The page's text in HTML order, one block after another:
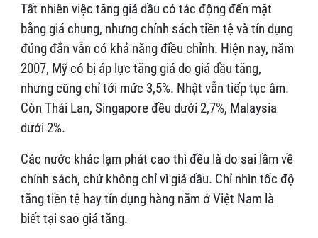
Tất nhiên việc tăng giá dầu có tác động đến mặt
bằng giá chung, nhưng chính sách tiền tệ và tín dụng
đúng đắn vẫn có khả năng điều chỉnh. Hiện nay, năm
2007, Mỹ có bị áp lực tăng giá do giá dầu tăng,
nhưng cũng chỉ tới mức 3,5%. Nhật vẫn tiếp tục âm.
Còn Thái Lan, Singapore đều dưới 2,7%, Malaysia
dưới 2%.
Các nước khác lạm phát cao thì đều là do sai lầm về
chính sách, chứ không chỉ vì giá dầu. Chỉ nhìn tốc độ
tăng tiền tệ hay tín dụng hàng năm ở Việt Nam là
biết tại sao giá tăng.